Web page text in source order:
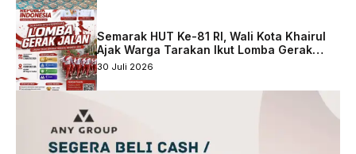
Semarak HUT Ke-81 RI, Wali Kota Khairul
Ajak Warga Tarakan Ikut Lomba Gerak
Jalan
30 Juli 2026